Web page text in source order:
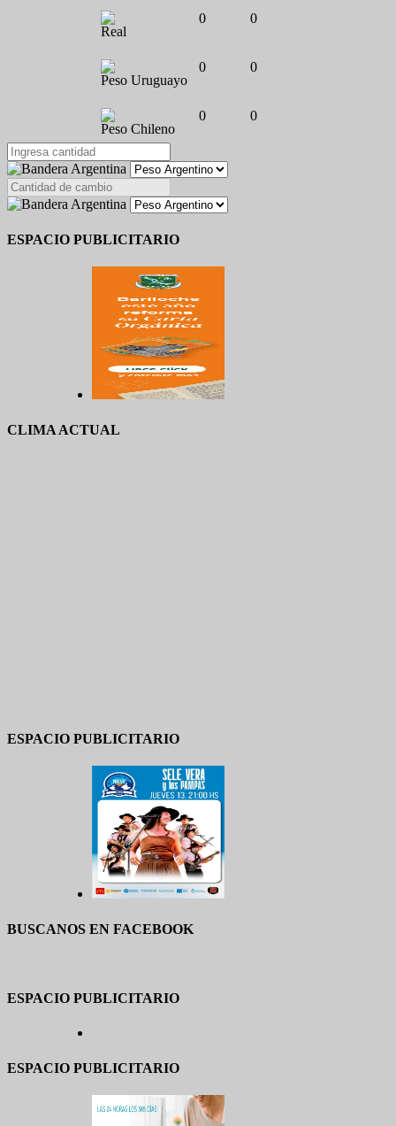
Real
0 0
Peso Uruguayo
0 0
Peso Chileno
0 0
ESPACIO PUBLICITARIO
CLIMA ACTUAL
ESPACIO PUBLICITARIO
BUSCANOS EN FACEBOOK
ESPACIO PUBLICITARIO
ESPACIO PUBLICITARIO